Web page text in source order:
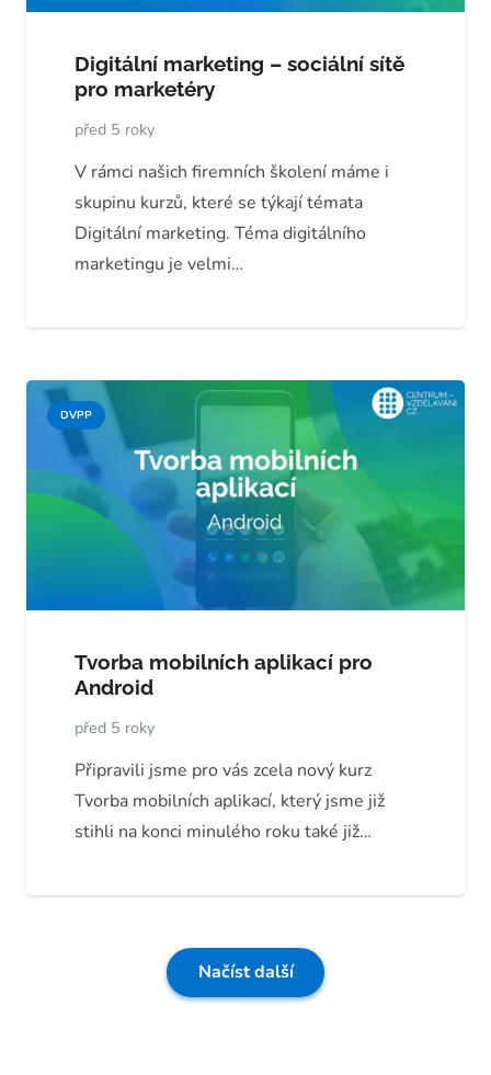
Digitální marketing – sociální sítě
pro marketéry
před 5 roky
V rámci našich firemních školení máme i
skupinu kurzů, které se týkají témata
Digitální marketing. Téma digitálního
marketingu je velmi…
DVPP
Tvorba mobilních aplikací pro
Android
před 5 roky
Připravili jsme pro vás zcela nový kurz
Tvorba mobilních aplikací, který jsme již
stihli na konci minulého roku také již…
Načíst další